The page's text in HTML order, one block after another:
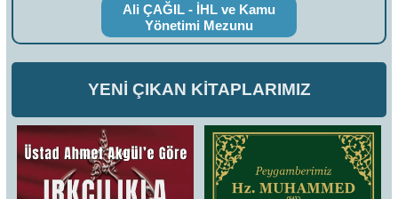
Ali ÇAĞIL - İHL ve Kamu
Yönetimi Mezunu
YENİ ÇIKAN KİTAPLARIMIZ